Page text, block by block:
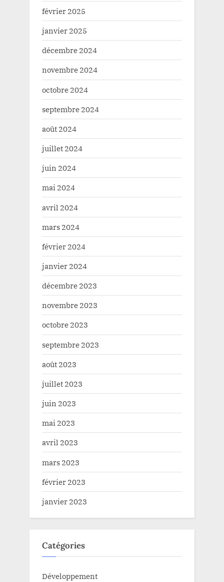
février 2025
janvier 2025
décembre 2024
novembre 2024
octobre 2024
septembre 2024
août 2024
juillet 2024
juin 2024
mai 2024
avril 2024
mars 2024
février 2024
janvier 2024
décembre 2023
novembre 2023
octobre 2023
septembre 2023
août 2023
juillet 2023
juin 2023
mai 2023
avril 2023
mars 2023
février 2023
janvier 2023
Catégories
Développement